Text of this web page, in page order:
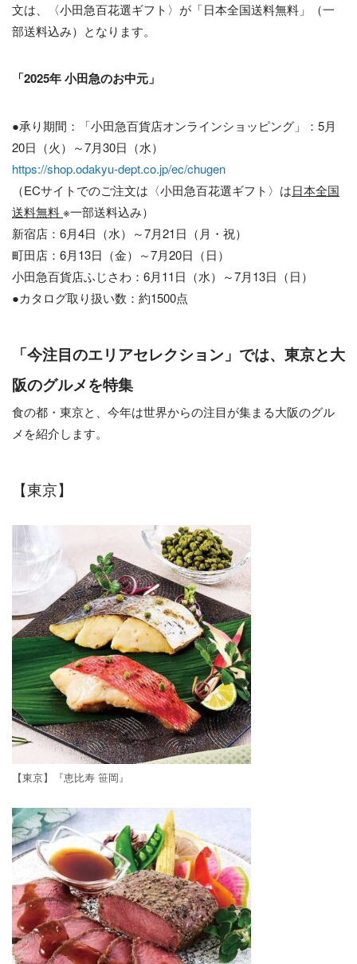
文は、〈小田急百花選ギフト〉が「日本全国送料無料」（一
部送料込み）となります。
「2025年 小田急のお中元」
●承り期間：「小田急百貨店オンラインショッピング」：5月
20日（火）～7月30日（水）
https://shop.odakyu-dept.co.jp/ec/chugen
（ECサイトでのご注文は〈小田急百花選ギフト〉は日本全国
送料無料※一部送料込み）
新宿店：6月4日（水）～7月21日（月・祝）
町田店：6月13日（金）～7月20日（日）
小田急百貨店ふじさわ：6月11日（水）～7月13日（日）
●カタログ取り扱い数：約1500点
「今注目のエリアセレクション」では、東京と大
阪のグルメを特集
食の都・東京と、今年は世界からの注目が集まる大阪のグル
メを紹介します。
【東京】
【東京】『恵比寿 笹岡』